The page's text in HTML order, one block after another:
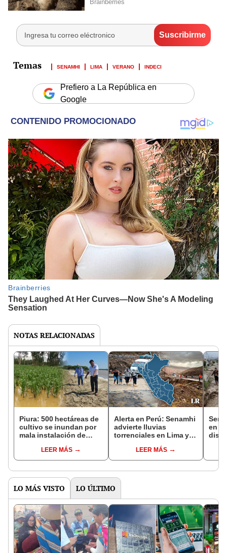
SENAMHI LIMA VERANO INDECI
Prefiero a La República en
Google
NOTAS RELACIONADAS
Piura: 500 hectáreas de
cultivo se inundan por
mala instalación de
LEER MÁS
Alerta en Perú: Senamhi
advierte lluvias
torrenciales en Lima y
de marzoLEER MÁS
en
LO MÁS VISTO LO ÚLTIMO